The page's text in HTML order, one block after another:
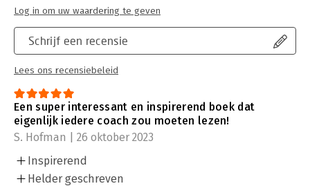
Schrijf een recensie
Lees ons recensiebeleid
Log in om uw waardering te geven
Een super interessant en inspirerend boek dat
eigenlijk iedere coach zou moeten lezen!
S. Hofman | 26 oktober 2023
Inspirerend
Helder geschreven